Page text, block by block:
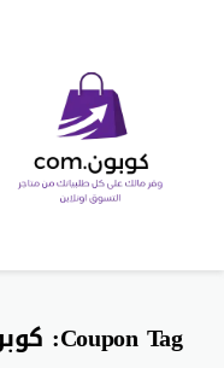
Coupon Tag: